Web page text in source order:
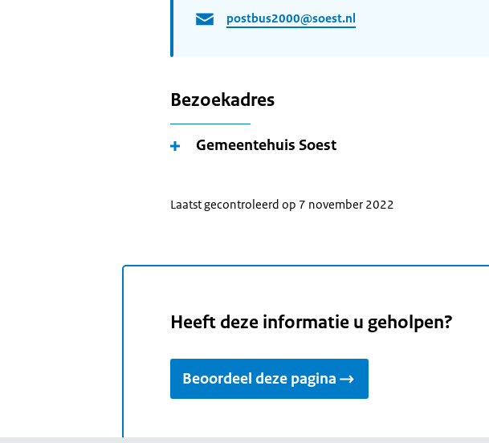
postbus2000@soest.nl
Bezoekadres
Gemeentehuis Soest
Laatst gecontroleerd op 7 november 2022
Heeft deze informatie u geholpen?
Beoordeel deze pagina